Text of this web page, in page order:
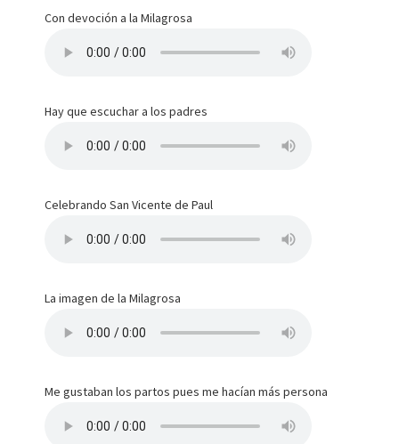
Con devoción a la Milagrosa
Hay que escuchar a los padres
Celebrando San Vicente de Paul
La imagen de la Milagrosa
Me gustaban los partos pues me hacían más persona